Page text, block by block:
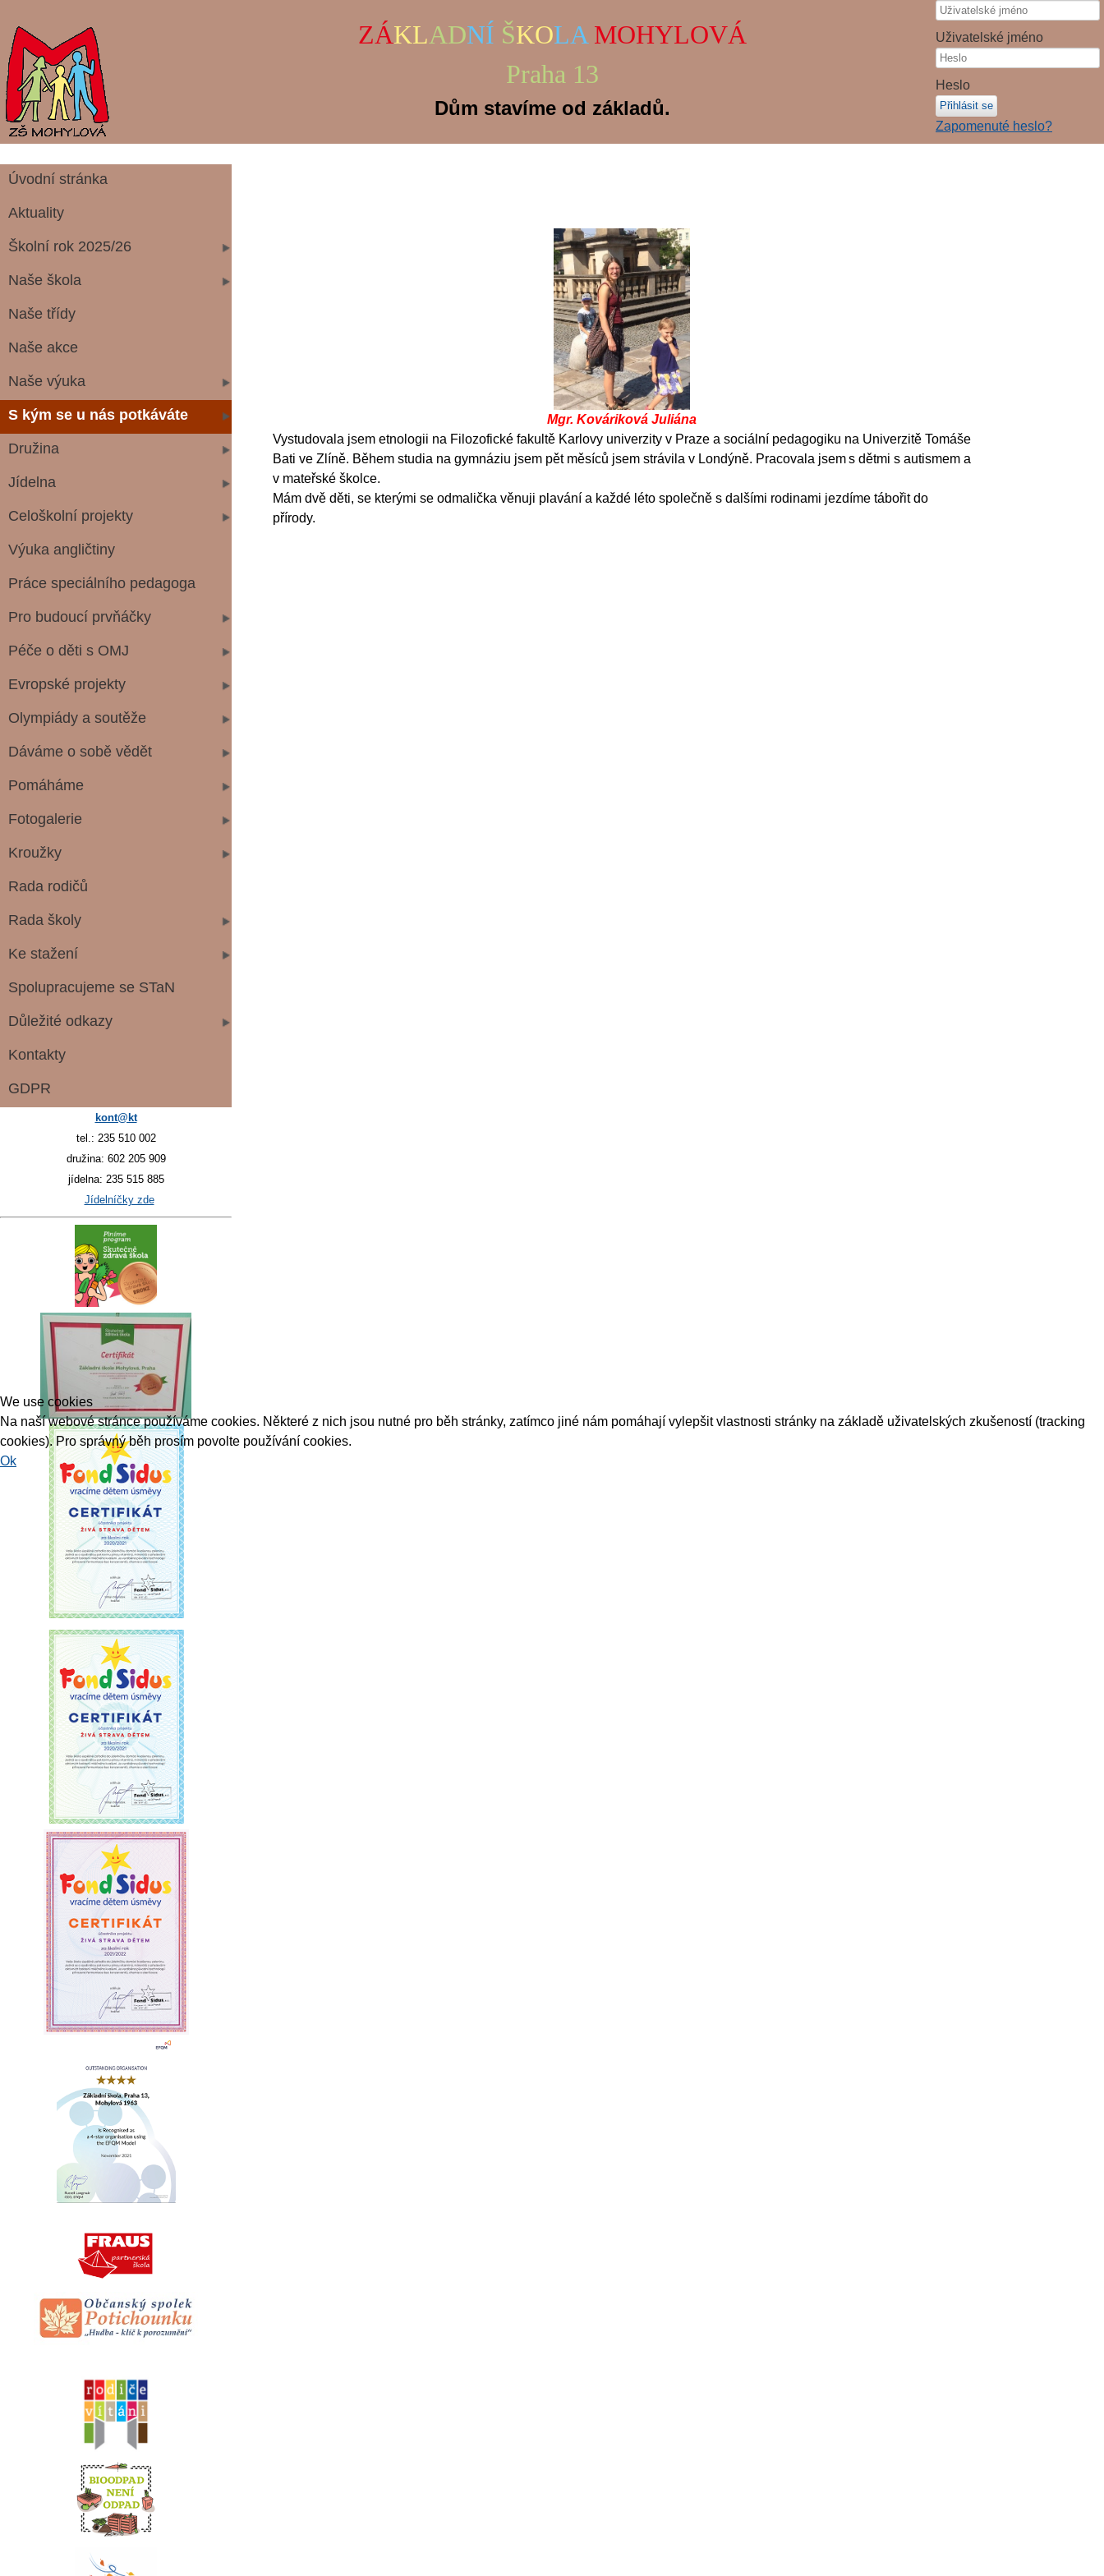
ZÁKLADNÍ ŠKOLA MOHYLOVÁ
Praha 13
Dům stavíme od základů.
Úvodní stránka
Aktuality
Školní rok 2025/26
Naše škola
Naše třídy
Naše akce
Naše výuka
S kým se u nás potkáváte
Družina
Jídelna
Celoškolní projekty
Výuka angličtiny
Práce speciálního pedagoga
Pro budoucí prvňáčky
Péče o děti s OMJ
Evropské projekty
Olympiády a soutěže
Dáváme o sobě vědět
Pomáháme
Fotogalerie
Kroužky
Rada rodičů
Rada školy
Ke stažení
Spolupracujeme se STaN
Důležité odkazy
Kontakty
GDPR
kont@kt
tel.: 235 510 002
družina: 602 205 909
jídelna: 235 515 885
Jídelníčky zde
Mgr. Kováriková Juliána
Vystudovala jsem etnologii na Filozofické fakultě Karlovy univerzity v Praze a sociální pedagogiku na Univerzitě Tomáše
Bati ve Zlíně. Během studia na gymnáziu jsem pět měsíců jsem strávila v Londýně. Pracovala jsem s dětmi s autismem a
v mateřské školce.
Mám dvě děti, se kterými se odmalička věnuji plavání a každé léto společně s dalšími rodinami jezdíme tábořit do
přírody.
Uživatelské jméno
Heslo
Přihlásit se
Zapomenuté heslo?
We use cookies
Na naší webové stránce používáme cookies. Některé z nich jsou nutné pro běh stránky, zatímco jiné nám pomáhají vylepšit vlastnosti stránky na základě uživatelských zkušeností (tracking
cookies). Pro správný běh prosím povolte používání cookies.
Ok